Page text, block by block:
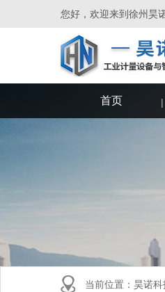
您好，欢迎来到徐州昊
首页
当前位置： 昊诺科